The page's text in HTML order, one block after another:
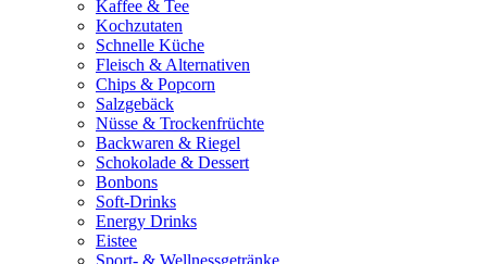
Kaffee & Tee
Kochzutaten
Schnelle Küche
Fleisch & Alternativen
Chips & Popcorn
Salzgebäck
Nüsse & Trockenfrüchte
Backwaren & Riegel
Schokolade & Dessert
Bonbons
Soft-Drinks
Energy Drinks
Eistee
Sport- & Wellnessgetränke